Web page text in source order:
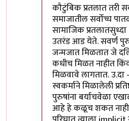
कौटुंबिक प्रतलात तरी
समाजातील सर्वोच्च
सामाजिक
उतरंड आड येते. सवर्ण
जन्मजात मिळतात जे
कधीच मिळत नाहीत
मिळवावे लागतात. उ.दा
स्वकर्माने मिळालेली
पुरुषांना बर्याचवेळा
आहे हे कळूच शकत नाही